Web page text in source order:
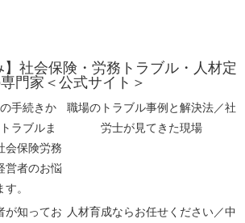
】社会保険・労務トラブル・人材定
門家＜公式サイト＞
手続きか
ラブルま
会保険労務
営者のお悩
す。
職場のトラブル事例と解決法／社
労士が見てきた現場
が知ってお
人材育成ならお任せください／中